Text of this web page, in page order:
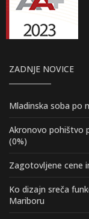
ZADNJE NOVICE
Mladinska soba po
Akronovo pohištvo
(0%)
Zagotovljene cene
Ko dizajn sreča
Mariboru